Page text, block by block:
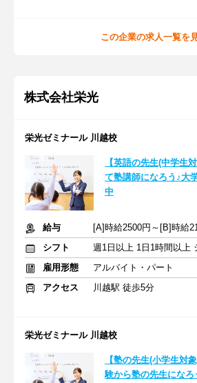
この企業の求人一覧を
株式会社栄光
栄光ゼミナール 川越校
【英語の先生(中学生
て塾講師になろう♪大
中
給与
シフト
雇用形態
アルバイト・パート
アクセス
川越駅 徒歩5分
栄光ゼミナール 川越校
【塾の先生(小学生対
験から塾の先生にな